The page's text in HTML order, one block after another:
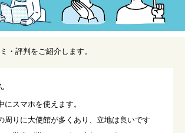
・評判をご紹介します。
にスマホを使えます。
周りに大使館が多くあり、立地は良いです